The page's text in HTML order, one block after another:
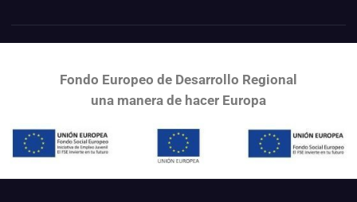
Fondo Europeo de Desarrollo Regional
una manera de hacer Europa